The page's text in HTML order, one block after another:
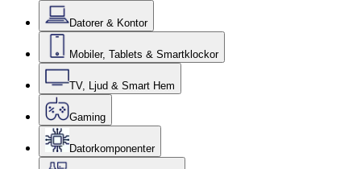
Datorer & Kontor
Mobiler, Tablets & Smartklockor
TV, Ljud & Smart Hem
Gaming
Datorkomponenter